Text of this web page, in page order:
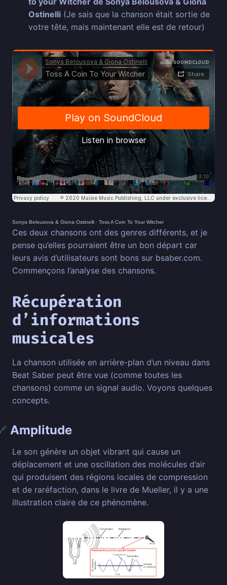
Ostinelli (Je sais que la chanson était sortie de
votre tête, mais maintenant elle est de retour)
Sonya Belousova & Giona Ostinelli · Toss A Coin To Your Witcher
Ces deux chansons ont des genres différents, et je
pense qu’elles pourraient être un bon départ car
leurs avis d’utilisateurs sont bons sur bsaber.com.
Commençons l’analyse des chansons.
Récupération
d’informations
musicales
La chanson utilisée en arrière-plan d’un niveau dans
Beat Saber peut être vue (comme toutes les
chansons) comme un signal audio. Voyons quelques
concepts.
Amplitude
Le son génère un objet vibrant qui cause un
déplacement et une oscillation des molécules d’air
qui produisent des régions locales de compression
et de raréfaction, dans le livre de Mueller, il y a une
illustration claire de ce phénomène.